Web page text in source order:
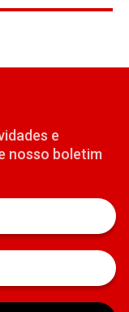
e
nosso boletim